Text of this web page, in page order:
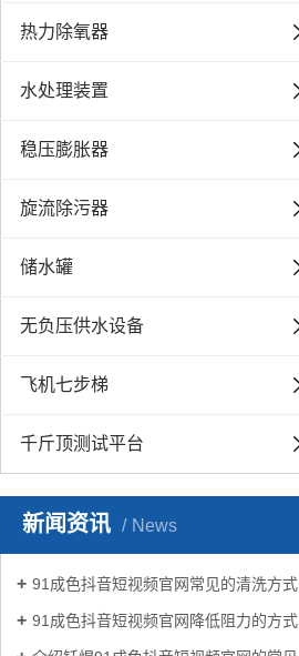
热力除氧器
水处理装置
稳压膨胀器
旋流除污器
储水罐
无负压供水设备
飞机七步梯
千斤顶测试平台
新闻资讯 News
91成色抖音短视频官网常见的清洗方式有哪些？
91成色抖音短视频官网降低阻力的方式